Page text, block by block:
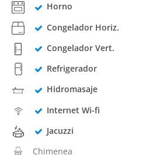
Horno
Congelador Horiz.
Congelador Vert.
Refrigerador
Hidromasaje
Internet Wi-fi
Jacuzzi
Chimenea